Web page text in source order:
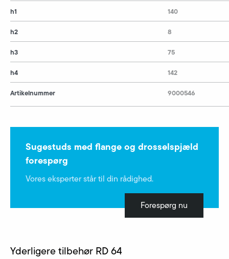
h1
h2
h3
h4
Artikelnummer
140
8
75
142
9000546
Sugestuds med flange og drosselspjæld
forespørg
Vores eksperter står til din rådighed.
Forespørg nu
Yderligere tilbehør RD 64